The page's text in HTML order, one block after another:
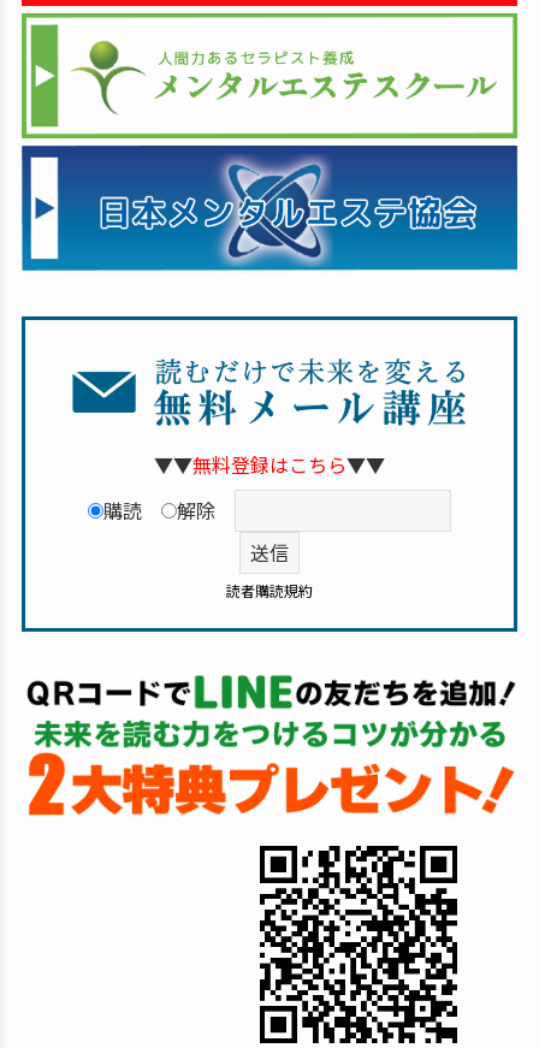
▼▼無料登録はこちら▼▼
購読
解除
読者購読規約